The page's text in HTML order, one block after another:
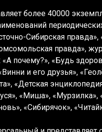
более 40000
Сибирская
правда»,
почему?», «Будь
и его друзья»,
«Детская
«Миша», «Мурзилка»,
«Сибирячок»,